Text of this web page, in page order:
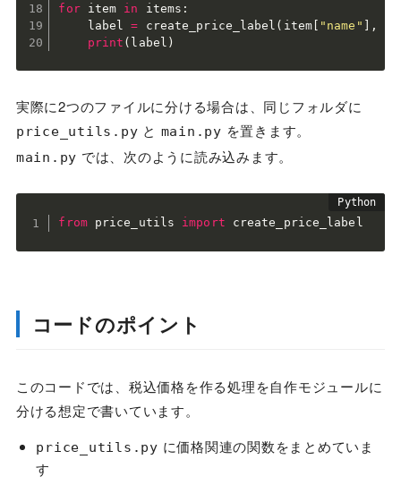
for item in items :
    label
= create_price_label ( item[ "name" ] ,
print ( label )
実際に2つのファイルに分ける場合は、同じフォルダに
price_utils.py と main.py を置きます。
main.py では、次のように読み込みます。
from price_utils import create_price_label
コードのポイント
このコードでは、税込価格を作る処理を自作モジュールに
分ける想定で書いています。
price_utils.py に価格関連の関数をまとめていま
す